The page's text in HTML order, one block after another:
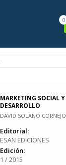
0
MARKETING SOCIAL Y
DESARROLLO
DAVID SOLANO CORNEJO
Editorial:
ESAN EDICIONES
Edición:
1 / 2015